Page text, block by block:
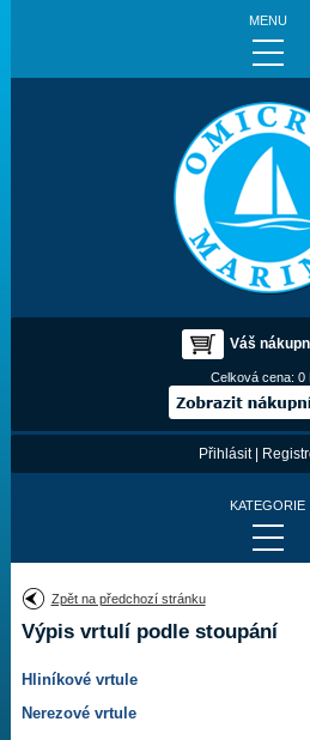
MENU
Váš
Celková cena:0
Přihlásit|
KATEGORIE
Provedení:
Výkon:
Zpět na předchozí stránku
Výpis vrtulí podle stoupání
Hliníkové vrtule
Nerezové vrtule